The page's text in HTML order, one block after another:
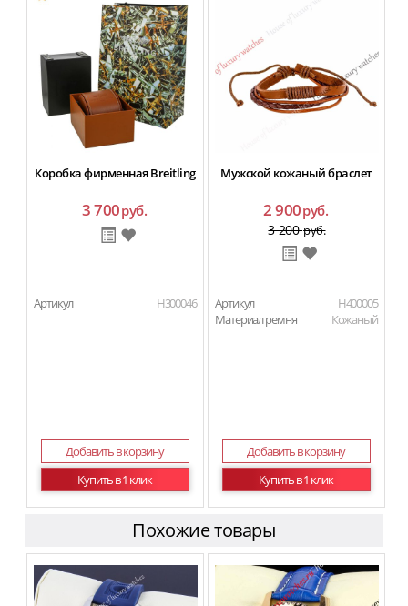
Коробка фирменная Breitling
3 700руб.
Артикул H300046
Добавить в корзину
Купить в 1 клик
Мужской кожаный браслет
2 900руб.
3 200руб.
Артикул
H400005
Материал ремня
Кожаный
Добавить в корзину
Купить в 1 клик
Похожие товары